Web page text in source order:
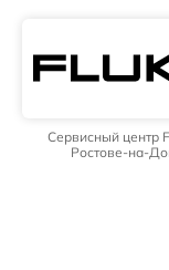
Сервисный центр
Ростове-на-